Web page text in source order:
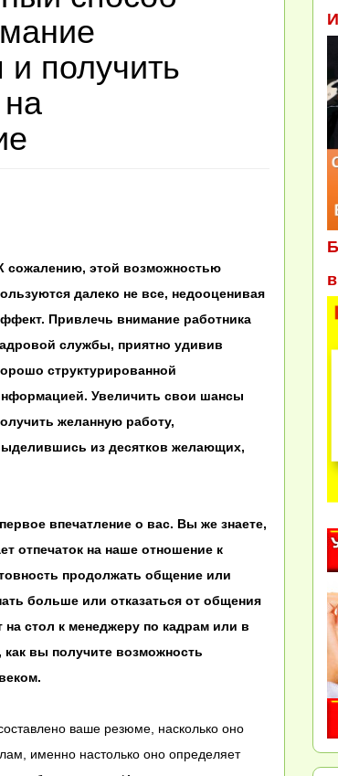
и получить
сожалению, этой возможностью
далеко не все, недооценивая
Привлечь внимание работника
службы, приятно удивив
структурированной
Увеличить свои шансы
желанную работу,
из десятков желающих,
впечатление о вас. Вы же знаете,
отпечаток на наше отношение к
продолжать общение или
больше или отказаться от общения
стол к менеджеру по кадрам или в
как вы получите возможность
ваше резюме, насколько оно
именно настолько оно определяет